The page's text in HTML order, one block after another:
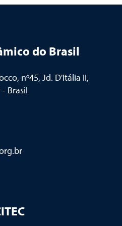
do Brasil
nº45, Jd. D'Itália II,
Brasil